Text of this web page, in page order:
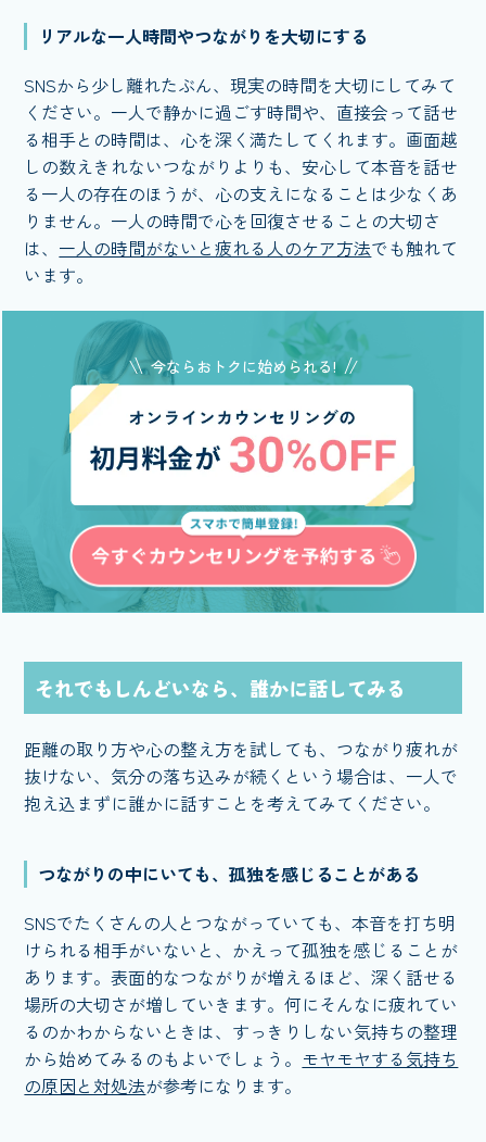
リアルな一人時間やつながりを大切にする
SNSから少し離れたぶん、現実の時間を大切にしてみて
ください。一人で静かに過ごす時間や、直接会って話せ
る相手との時間は、心を深く満たしてくれます。画面越
しの数えきれないつながりよりも、安心して本音を話せ
る一人の存在のほうが、心の支えになることは少なくあ
りません。一人の時間で心を回復させることの大切さ
は、 一人の時間がないと疲れる人のケア方法でも触れて
います。
今ならおトクに始められる!
それでもしんどいなら、誰かに話してみる
距離の取り方や心の整え方を試しても、つながり疲れが
抜けない、気分の落ち込みが続くという場合は、一人で
抱え込まずに誰かに話すことを考えてみてください。
つながりの中にいても、孤独を感じることがある
SNSでたくさんの人とつながっていても、本音を打ち明
けられる相手がいないと、かえって孤独を感じることが
あります。表面的なつながりが増えるほど、深く話せる
場所の大切さが増していきます。何にそんなに疲れてい
るのかわからないときは、すっきりしない気持ちの整理
から始めてみるのもよいでしょう。 モヤモヤする気持ち
の原因と対処法が参考になります。